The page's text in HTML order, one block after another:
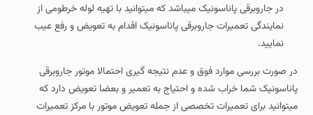
در جاروبرقی پاناسونیک میباشد که میتوانید با تهیه لوله خرطومی از
نمایندگی تعمیرات جاروبرقی پاناسونیک اقدام به تعویض و رفع عیب
نمایید.
در صورت بررسی موارد فوق و عدم نتیجه گیری احتمالا موتور جاروبرقی
پاناسونیک شما خراب شده و احتیاج به تعمیر و بعضا تعویض دارد که
میتوانید برای تعمیرات تخصصی از جمله تعویض موتور با مرکز تعمیرات